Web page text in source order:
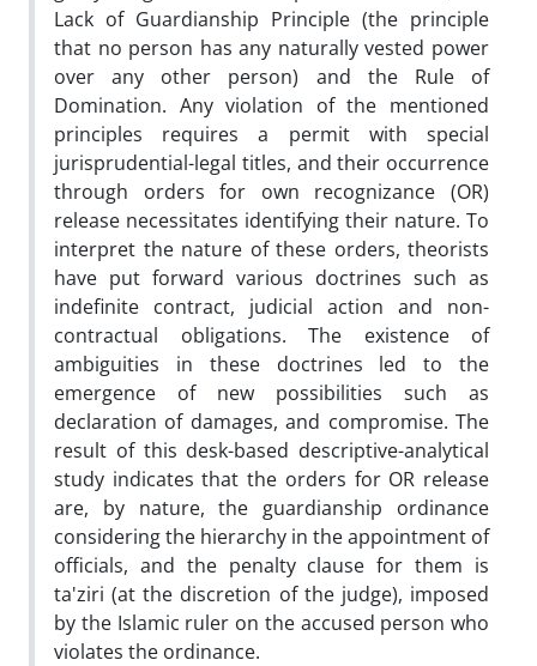
Lack of Guardianship Principle (the principle
that no person has any naturally vested power
over any other person) and the Rule of
Domination. Any violation of the mentioned
principles requires a permit with special
jurisprudential-legal titles, and their occurrence
through orders for own recognizance (OR)
release necessitates identifying their nature. To
interpret the nature of these orders, theorists
have put forward various doctrines such as
indefinite contract, judicial action and non-
contractual obligations. The existence of
ambiguities in these doctrines led to the
emergence of new possibilities such as
declaration of damages, and compromise. The
result of this desk-based descriptive-analytical
study indicates that the orders for OR release
are, by nature, the guardianship ordinance
considering the hierarchy in the appointment of
officials, and the penalty clause for them is
ta'ziri (at the discretion of the judge), imposed
by the Islamic ruler on the accused person who
violates the ordinance.